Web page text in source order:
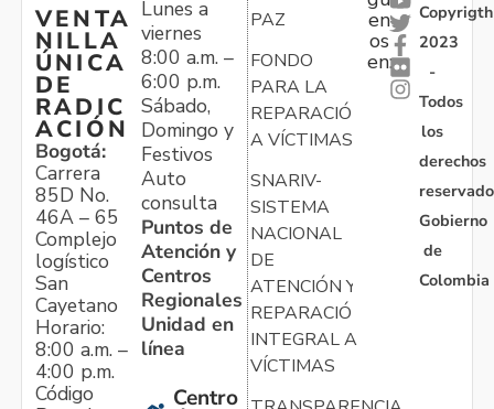
VENTA
NILLA
ÚNICA
DE
RADIC
ACIÓN
Bogotá:
Carrera
85D No.
46A – 65
Complejo
logístico
San
Cayetano
Horario:
8:00 a.m. –
4:00 p.m.
Código
Lunes a
viernes
8:00 a.m. –
6:00 p.m.
Sábado,
Domingo y
Festivos
Auto
consulta
Puntos de
Atención y
Centros
Regionales
Unidad en
línea
Centro
PAZ
FONDO
PARA LA
REPARACIÓN
A VÍCTIMAS
SNARIV-
SISTEMA
NACIONAL
DE
ATENCIÓN Y
REPARACIÓN
INTEGRAL A
VÍCTIMAS
en
os
en:
Copyrigth
2023
-
Todos
los
derechos
Gobierno
de
Colombia